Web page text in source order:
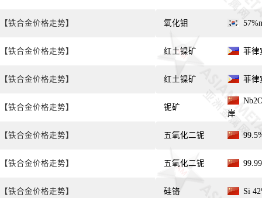
【铁合金价格走势】
【铁合金价格走势】
【铁合金价格走势】
【铁合金价格走势】
【铁合金价格走势】
【铁合金价格走势】
【铁合金价格走势】
氧化钼
红土镍矿 菲律
红土镍矿 菲律
铌矿
岸
五氧化二铌
五氧化二铌
硅铬 Si